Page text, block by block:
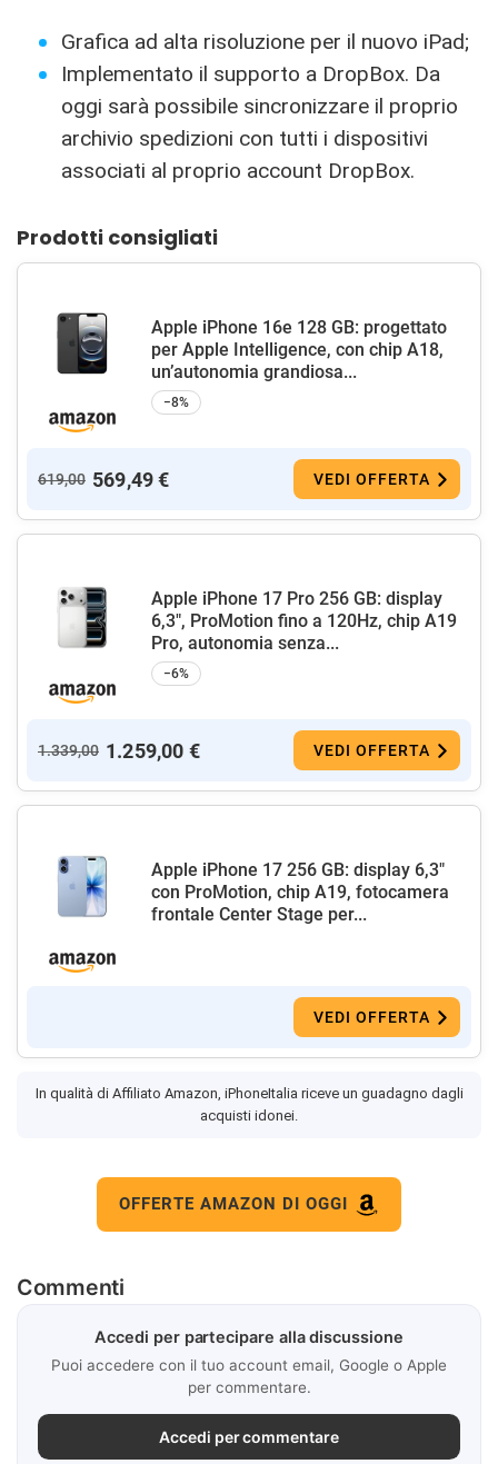
Grafica ad alta risoluzione per il nuovo iPad;
Implementato il supporto a DropBox. Da
oggi sarà possibile sincronizzare il proprio
archivio spedizioni con tutti i dispositivi
associati al proprio account DropBox.
Prodotti consigliati
Apple iPhone 16e 128 GB: progettato
per Apple Intelligence, con chip A18,
un’autonomia grandiosa...
−8%
619,00 569,49 € VEDI OFFERTA
Apple iPhone 17 Pro 256 GB: display
6,3", ProMotion fino a 120Hz, chip A19
Pro, autonomia senza...
−6%
1.339,00 1.259,00 € VEDI OFFERTA
Apple iPhone 17 256 GB: display 6,3"
con ProMotion, chip A19, fotocamera
frontale Center Stage per...
VEDI OFFERTA
In qualità di Affiliato Amazon, iPhoneItalia riceve un guadagno dagli
acquisti idonei.
OFFERTE AMAZON DI OGGI
Commenti
Accedi per partecipare alla discussione
Puoi accedere con il tuo account email, Google o Apple
per commentare.
Accedi per commentare